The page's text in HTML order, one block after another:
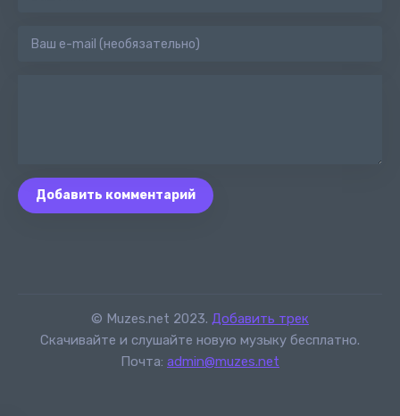
Добавить комментарий
© Muzes.net 2023. Добавить трек
Скачивайте и слушайте новую музыку бесплатно.
Почта: admin@muzes.net